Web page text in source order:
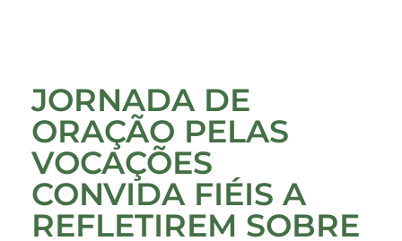
JORNADA DE
ORAÇÃO PELAS
VOCAÇÕES
CONVIDA FIÉIS A
REFLETIREM SOBRE